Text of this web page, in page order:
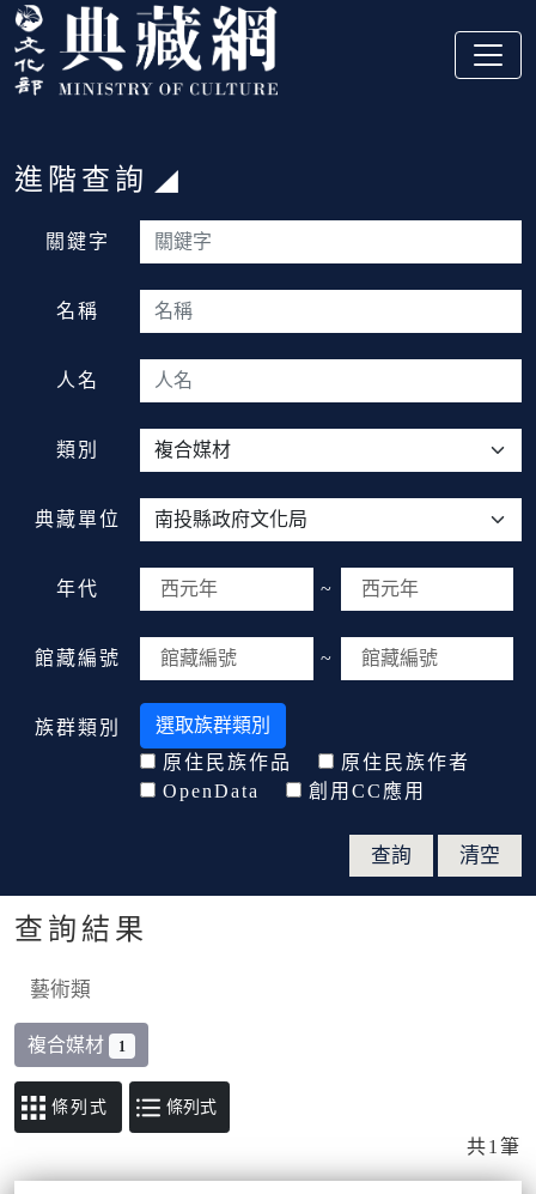
跳到主要內容
:::
:::
進階查詢
關鍵字
名稱
人名
類別
典藏單位
年代 ~
館藏編號 ~
族群類別
選取族群類別
原住民族作品
原住民族作者
OpenData
創用CC應用
查詢結果
藝術類
複合媒材 1
條列式
共1筆